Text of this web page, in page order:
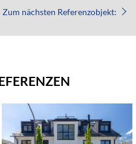
Zum nächsten Referenzobjekt: